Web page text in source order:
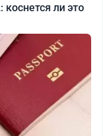
ли это